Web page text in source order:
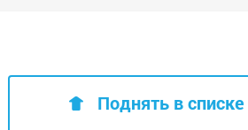
Поднять в списке